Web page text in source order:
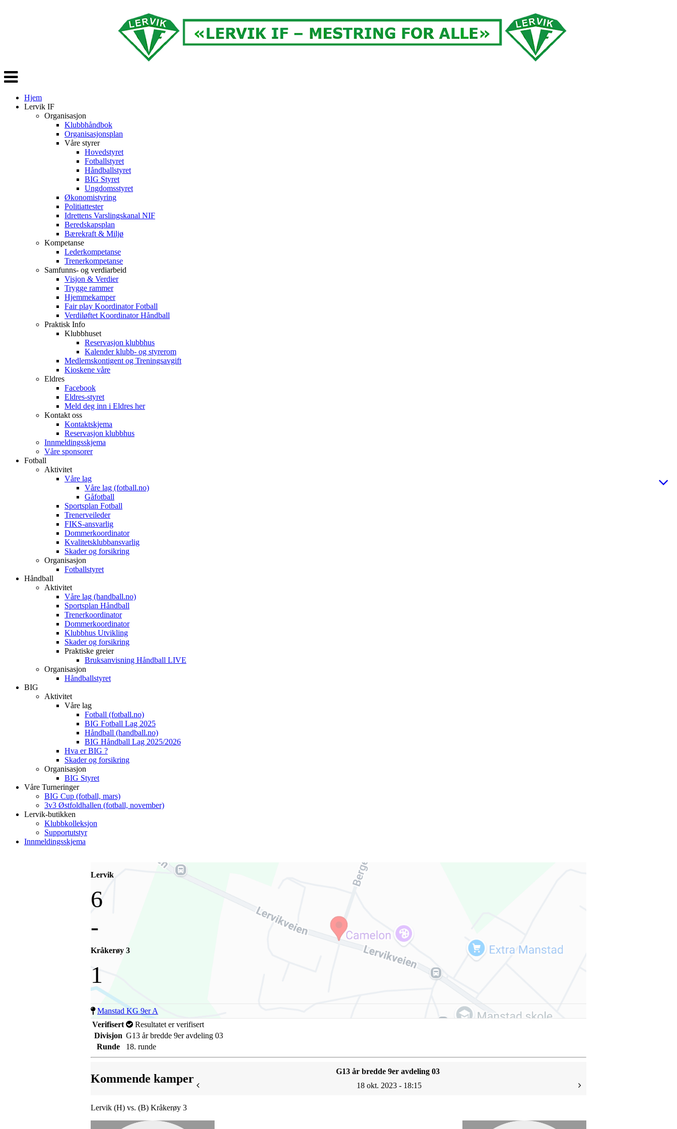
Veksle
navigasjon
Hjem
Lervik IF
Organisasjon
Klubbhåndbok
Organisasjonsplan
Våre styrer
Hovedstyret
Fotballstyret
Håndballstyret
BIG Styret
Ungdomsstyret
Økonomistyring
Politiattester
Idrettens Varslingskanal NIF
Beredskapsplan
Bærekraft & Miljø
Kompetanse
Lederkompetanse
Trenerkompetanse
Samfunns- og verdiarbeid
Visjon & Verdier
Trygge rammer
Hjemmekamper
Fair play Koordinator Fotball
Verdiløftet Koordinator Håndball
Praktisk Info
Klubbhuset
Reservasjon klubbhus
Kalender klubb- og styrerom
Medlemskontigent og Treningsavgift
Kioskene våre
Eldres
Facebook
Eldres-styret
Meld deg inn i Eldres her
Kontakt oss
Kontaktskjema
Reservasjon klubbhus
Innmeldingsskjema
Våre sponsorer
Fotball
Aktivitet
Våre lag
Våre lag (fotball.no)
Gåfotball
Sportsplan Fotball
Trenerveileder
FIKS-ansvarlig
Dommerkoordinator
Kvalitetsklubbansvarlig
Skader og forsikring
Organisasjon
Fotballstyret
Håndball
Aktivitet
Våre lag (handball.no)
Sportsplan Håndball
Trenerkoordinator
Dommerkoordinator
Klubbhus Utvikling
Skader og forsikring
Praktiske greier
Bruksanvisning Håndball LIVE
Organisasjon
Håndballstyret
BIG
Aktivitet
Våre lag
Fotball (fotball.no)
BIG Fotball Lag 2025
Håndball (handball.no)
BIG Håndball Lag 2025/2026
Hva er BIG ?
Skader og forsikring
Organisasjon
BIG Styret
Våre Turneringer
BIG Cup (fotball, mars)
3v3 Østfoldhallen (fotball, november)
Lervik-butikken
Klubbkolleksjon
Supportutstyr
Innmeldingsskjema
Lervik
6
-
Kråkerøy 3
1
Manstad KG 9er A
Verifisert
Resultatet er verifisert
Divisjon G13 år bredde 9er avdeling 03
Runde
18. runde
Kommende kamper
G13 år bredde 9er avdeling 03
18 okt. 2023 - 18:15
Lervik (H) vs. (B) Kråkerøy 3